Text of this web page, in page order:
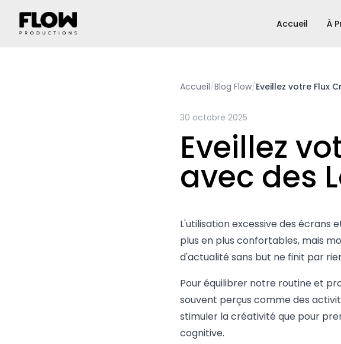
Accueil À
Accueil/Blog Flow/Eveillez votre Flux
30 octobre 2025
Eveillez
avec des
L'utilisation excessive des écrans
plus en plus confortables, mais
d'actualité sans but ne finit par
Pour équilibrer notre routine et
souvent perçus comme des
stimuler la créativité que pour
cognitive.